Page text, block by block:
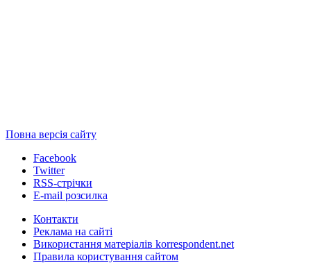
Повна версія сайту
Facebook
Twitter
RSS-стрічки
E-mail розсилка
Контакти
Реклама на сайті
Використання матеріалів korrespondent.net
Правила користування сайтом